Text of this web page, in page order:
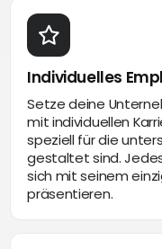
Individuelles
Setze deine
mit individuellen
speziell für die
gestaltet sind.
sich mit seinem
präsentieren.